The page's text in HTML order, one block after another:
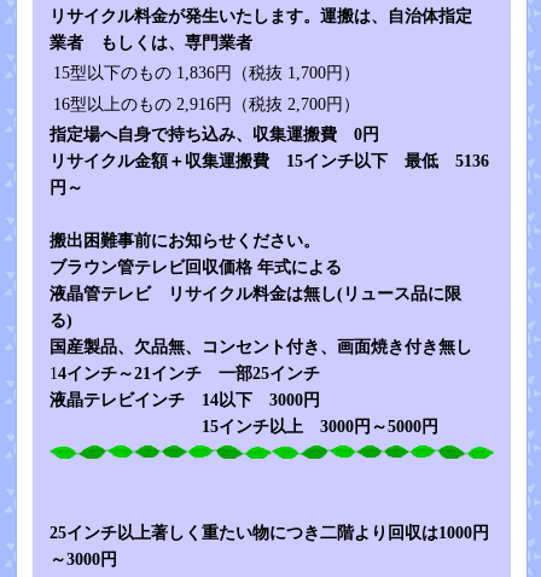
リサイクル料金が発生いたします。運搬は、自治体指定
業者 もしくは、専門業者
15型以下のもの 1,836円（税抜 1,700円）
16型以上のもの 2,916円（税抜 2,700円）
指定場へ自身で持ち込み、収集運搬費 0円
リサイクル金額＋収集運搬費 15インチ以下 最低 5136
円～
搬出困難事前にお知らせください。
ブラウン管テレビ回収価格 年式による
液晶管テレビ リサイクル料金は無し(リュース品に限
る)
国産製品、欠品無、コンセント付き、画面焼き付き無し
14インチ～21インチ 一部25インチ
液晶テレビインチ 14以下 3000円
15インチ以上 3000円～5000円
25インチ以上著しく重たい物につき二階より回収は1000円
～3000円